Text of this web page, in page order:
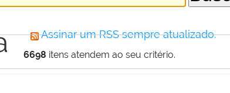
Assinar um RSS sempre atualizado.
6698 itens atendem ao seu critério.